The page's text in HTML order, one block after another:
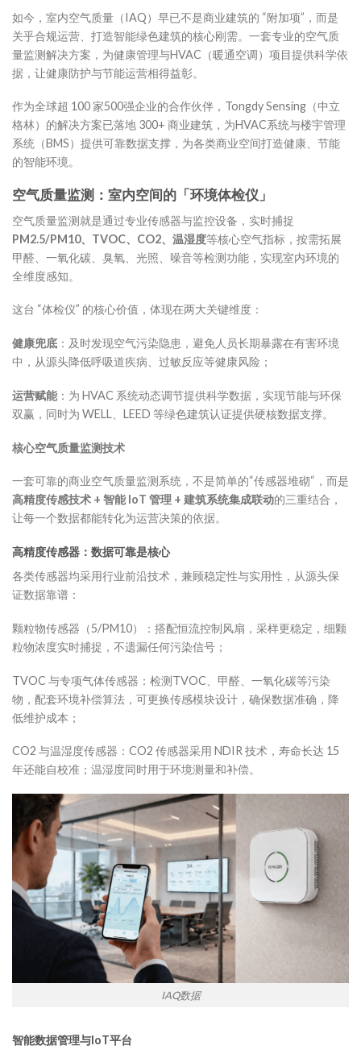
如今，室内空气质量（IAQ）早已不是商业建筑的 “附加项”，而是
关乎合规运营、打造智能绿色建筑的核心刚需。一套专业的空气质
量监测解决方案，为健康管理与HVAC（暖通空调）项目提供科学依
据，让健康防护与节能运营相得益彰。
作为全球超 100 家500强企业的合作伙伴，Tongdy Sensing（中立
格林）的解决方案已落地 300+ 商业建筑，为HVAC系统与楼宇管理
系统（BMS）提供可靠数据支撑，为各类商业空间打造健康、节能
的智能环境。
空气质量监测： 室内空间的「环境体检仪」
空气质量监测就是通过专业传感器与监控设备，实时捕捉
PM2.5/PM10、TVOC、CO2、温湿度等核心空气指标，按需拓展
甲醛、一氧化碳、臭氧、光照、噪音等检测功能，实现室内环境的
全维度感知。
这台 “体检仪” 的核心价值，体现在两大关键维度：
健康兜底 ：及时发现空气污染隐患，避免人员长期暴露在有害环境
中，从源头降低呼吸道疾病、过敏反应等健康风险；
运营赋能：为 HVAC 系统动态调节提供科学数据，实现节能与环保
双赢，同时为 WELL、LEED 等绿色建筑认证提供硬核数据支撑。
核心空气质量监测技术
一套可靠的商业空气质量监测系统，不是简单的“传感器堆砌“，而是
高精度传感技术 + 智能 IoT 管理 + 建筑系统集成联动的三重结合，
让每一个数据都能转化为运营决策的依据。
高精度传感器：数据可靠是核心
各类传感器均采用行业前沿技术，兼顾稳定性与实用性，从源头保
证数据靠谱：
颗粒物传感器（5/PM10）：搭配恒流控制风扇，采样更稳定，细颗
粒物浓度实时捕捉，不遗漏任何污染信号；
TVOC 与专项气体传感器：检测TVOC、甲醛、一氧化碳等污染
物，配套环境补偿算法，可更换传感模块设计，确保数据准确，降
低维护成本；
CO2 与温湿度传感器：CO2 传感器采用 NDIR 技术，寿命长达 15
年还能自校准；温湿度同时用于环境测量和补偿。
IAQ数据
智能数据管理与IoT平台